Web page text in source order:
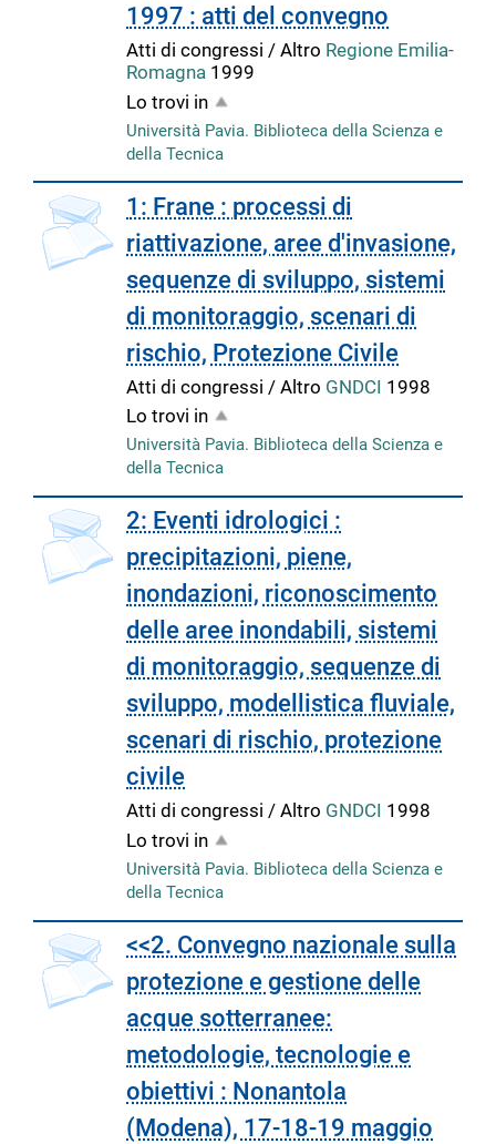
1997 : atti del convegno
Atti di congressi / Altro Regione Emilia-
Romagna 1999
Lo trovi in
Università Pavia. Biblioteca della Scienza e
della Tecnica
copertina
1: Frane : processi di
riattivazione, aree d'invasione,
sequenze di sviluppo, sistemi
di monitoraggio, scenari di
rischio, Protezione Civile
Atti di congressi / Altro GNDCI 1998
Lo trovi in
Università Pavia. Biblioteca della Scienza e
della Tecnica
copertina
2: Eventi idrologici :
precipitazioni, piene,
inondazioni, riconoscimento
delle aree inondabili, sistemi
di monitoraggio, sequenze di
sviluppo, modellistica fluviale,
scenari di rischio, protezione
civile
Atti di congressi / Altro GNDCI 1998
Lo trovi in
Università Pavia. Biblioteca della Scienza e
della Tecnica
<<2. Convegno nazionale sulla
protezione e gestione delle
acque sotterranee:
metodologie, tecnologie e
obiettivi : Nonantola
(Modena), 17-18-19 maggio